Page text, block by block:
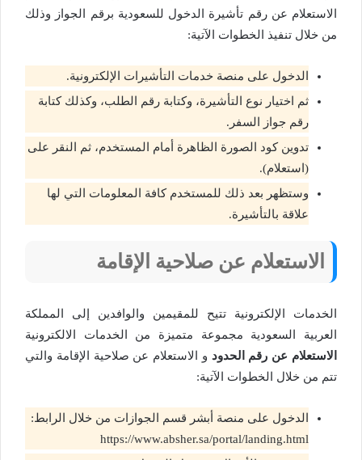
الاستعلام عن رقم تأشيرة الدخول للسعودية برقم الجواز وذلك
من خلال تنفيذ الخطوات الآتية:
الدخول على منصة خدمات التأشيرات الإلكترونية.
ثم اختيار نوع التأشيرة، وكتابة رقم الطلب، وكذلك كتابة
رقم جواز السفر.
تدوين كود الصورة الظاهرة أمام المستخدم، ثم النقر على
(استعلام).
وستظهر بعد ذلك للمستخدم كافة المعلومات التي لها
علاقة بالتأشيرة.
الاستعلام عن صلاحية الإقامة
الخدمات الإلكترونية تتيح للمقيمين والوافدين إلى المملكة
العربية السعودية مجموعة متميزة من الخدمات الالكترونية
الاستعلام عن رقم الحدود و الاستعلام عن صلاحية الإقامة والتي
تتم من خلال الخطوات الآتية:
الدخول على منصة أبشر قسم الجوازات من خلال الرابط:
https://www.absher.sa/portal/landing.html